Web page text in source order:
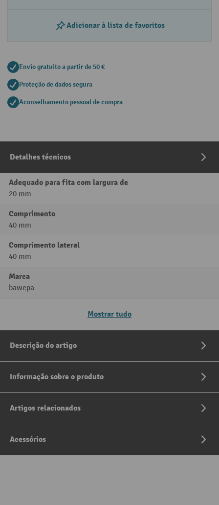
Adicionar à lista de favoritos
Envio gratuito a partir de 50 €
Proteção de dados segura
Aconselhamento pessoal de compra
Detalhes técnicos
Adequado para fita com largura de
20 mm
Comprimento
40 mm
Comprimento lateral
40 mm
Marca
bawepa
Mostrar tudo
Descrição do artigo
Informação sobre o produto
Artigos relacionados
Acessórios